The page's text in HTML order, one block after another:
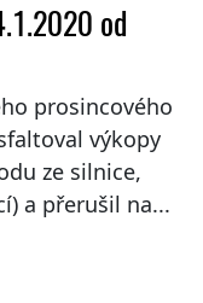
od
prosincového
výkopy
ze silnice,
a přerušil na...